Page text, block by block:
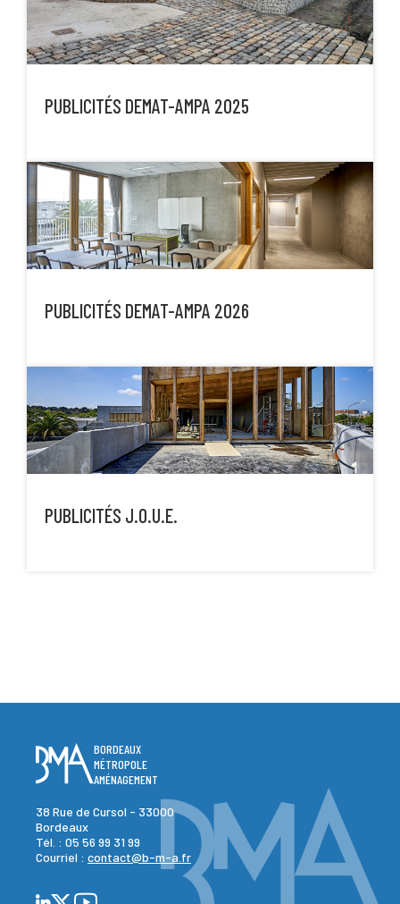
PUBLICITÉS DEMAT-AMPA 2025
PUBLICITÉS DEMAT-AMPA 2026
PUBLICITÉS J.O.U.E.
BORDEAUX
MÉTROPOLE
AMÉNAGEMENT
38 Rue de Cursol - 33000
Bordeaux
Tél. : 05 56 99 31 99
Courriel : contact@b-m-a.fr